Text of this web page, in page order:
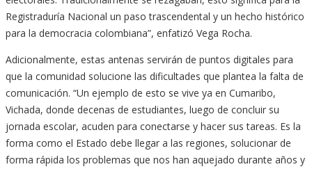
Registraduría Nacional un paso trascendental y un hecho histórico
para la democracia colombiana”, enfatizó Vega Rocha.
Adicionalmente, estas antenas servirán de puntos digitales para
que la comunidad solucione las dificultades que plantea la falta de
comunicación. “Un ejemplo de esto se vive ya en Cumaribo,
Vichada, donde decenas de estudiantes, luego de concluir su
jornada escolar, acuden para conectarse y hacer sus tareas. Es la
forma como el Estado debe llegar a las regiones, solucionar de
forma rápida los problemas que nos han aquejado durante años y